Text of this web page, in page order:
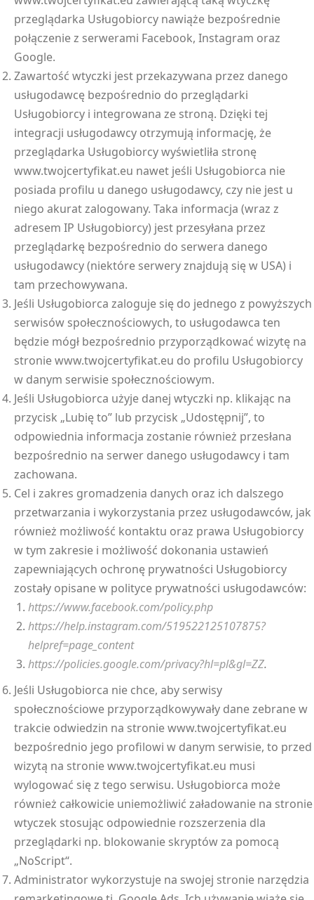
przeglądarka Usługobiorcy nawiąże bezpośrednie
połączenie z serwerami Facebook, Instagram oraz
Google.
Zawartość wtyczki jest przekazywana przez danego
usługodawcę bezpośrednio do przeglądarki
Usługobiorcy i integrowana ze stroną. Dzięki tej
integracji usługodawcy otrzymują informację, że
przeglądarka Usługobiorcy wyświetliła stronę
www.twojcertyfikat.eu nawet jeśli Usługobiorca nie
posiada profilu u danego usługodawcy, czy nie jest u
niego akurat zalogowany. Taka informacja (wraz z
adresem IP Usługobiorcy) jest przesyłana przez
przeglądarkę bezpośrednio do serwera danego
usługodawcy (niektóre serwery znajdują się w USA) i
tam przechowywana.
Jeśli Usługobiorca zaloguje się do jednego z powyższych
serwisów społecznościowych, to usługodawca ten
będzie mógł bezpośrednio przyporządkować wizytę na
stronie www.twojcertyfikat.eu do profilu Usługobiorcy
w danym serwisie społecznościowym.
Jeśli Usługobiorca użyje danej wtyczki np. klikając na
przycisk „Lubię to” lub przycisk „Udostępnij”, to
odpowiednia informacja zostanie również przesłana
bezpośrednio na serwer danego usługodawcy i tam
zachowana.
Cel i zakres gromadzenia danych oraz ich dalszego
przetwarzania i wykorzystania przez usługodawców, jak
również możliwość kontaktu oraz prawa Usługobiorcy
w tym zakresie i możliwość dokonania ustawień
zapewniających ochronę prywatności Usługobiorcy
zostały opisane w polityce prywatności usługodawców:
https://www.facebook.com/policy.php
https://help.instagram.com/519522125107875?
helpref=page_content
https://policies.google.com/privacy?hl=pl&gl=ZZ.
Jeśli Usługobiorca nie chce, aby serwisy
społecznościowe przyporządkowywały dane zebrane w
trakcie odwiedzin na stronie www.twojcertyfikat.eu
bezpośrednio jego profilowi w danym serwisie, to przed
wizytą na stronie www.twojcertyfikat.eu musi
wylogować się z tego serwisu. Usługobiorca może
również całkowicie uniemożliwić załadowanie na stronie
wtyczek stosując odpowiednie rozszerzenia dla
przeglądarki np. blokowanie skryptów za pomocą
„NoScript“.
Administrator wykorzystuje na swojej stronie narzędzia